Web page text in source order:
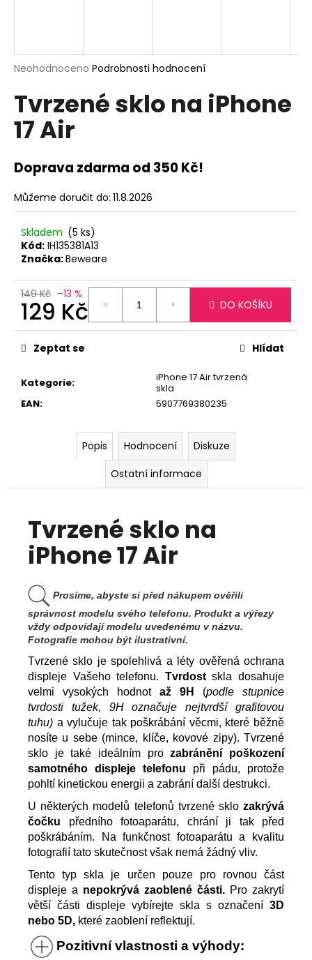
Průměrné
produktu
0,0
hvězdiček.
Neohodnoceno Podrobnosti hodnocení
Tvrzené sklo na iPhone
17 Air
Doprava zdarma od 350 Kč!
Můžeme doručit do: 11.8.2026
Skladem (5 ks)
Kód: IH135381A13
Značka:Beweare
149 Kč –13 %
129 Kč
Měrná
cena:
DO KOŠÍKU
Kategorie:
iPhone 17 Air tvrzená
skla
EAN: 5907769380235
Zeptat se Hlídat
Popis Hodnocení
Diskuze
Ostatní informace
Tvrzené sklo na
iPhone 17 Air
Prosíme, abyste si před nákupem ověřili
správnost modelu svého telefonu. Produkt a výřezy
vždy odpovídají modelu uvedenému v názvu.
Fotografie mohou být ilustrativní.
Tvrzené sklo je spolehlivá a léty ověřená ochrana
displeje Vašeho telefonu. Tvrdostskla dosahuje
velmi vysokých hodnot až 9H (podle stupnice
tvrdosti tužek, 9H označuje nejtvrdší grafitovou
tuhu) a vylučuje tak poškrábání věcmi, které běžně
nosíte u sebe (mince, klíče, kovové zipy). Tvrzené
sklo je také ideálním prozabránění poškození
samotného displeje telefonu při pádu, protože
pohltí kinetickou energii a zabrání další destrukci.
U některých modelů telefonů tvrzené sklo zakrývá
čočku předního fotoaparátu, chrání ji tak před
poškrábáním. Na funkčnost fotoaparátu a kvalitu
fotografií tato skutečnost však nemá žádný vliv.
Tento typ skla je určen pouze pro rovnou část
displeje a nepokrývá zaoblené části. Pro zakrytí
větší části displeje vybírejte skla s označení 3D
nebo 5D, které zaoblení reflektují.
Pozitivní vlastnosti a výhody:
í
t
?
HLEDAT
o
p
o
r
u
u
m
e